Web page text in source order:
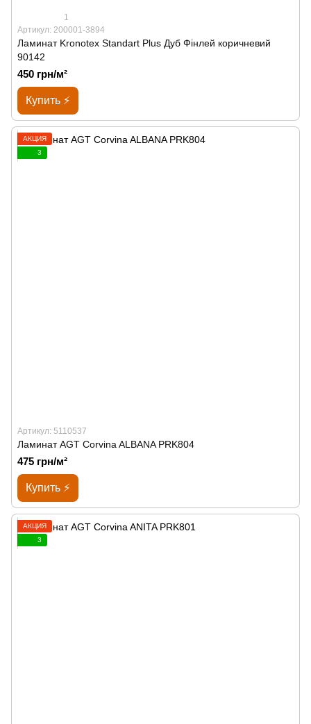
1
Артикул: 200001-3894
Ламинат Kronotex Standart Plus Дуб Фінлей коричневий
90142
450 грн/м²
Купить ⚡
АКЦИЯ
3
Артикул: 5110537
Ламинат AGT Corvina ALBANA PRK804
475 грн/м²
Купить ⚡
АКЦИЯ
3